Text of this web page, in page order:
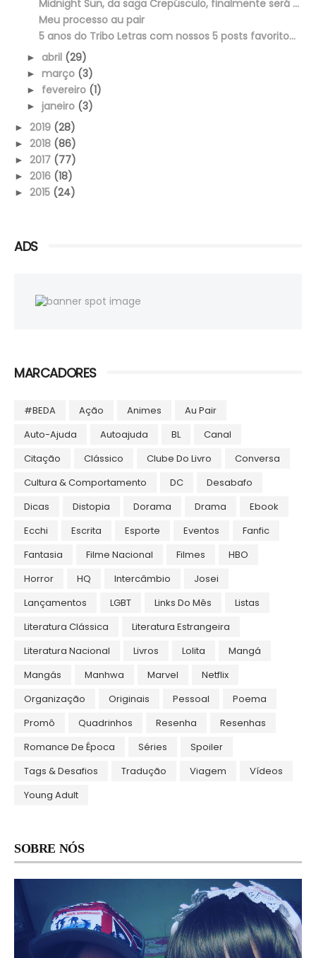
Midnight Sun, da saga Crepúsculo, finalmente será ...
Meu processo au pair
5 anos do Tribo Letras com nossos 5 posts favorito...
► abril (29)
► março (3)
► fevereiro (1)
► janeiro (3)
► 2019 (28)
► 2018 (86)
► 2017 (77)
► 2016 (18)
► 2015 (24)
ADS
MARCADORES
#BEDA Ação Animes
Au Pair
Auto-Ajuda
Autoajuda BL
Canal
Citação
Clássico Clube Do Livro
Conversa
Cultura & Comportamento
DC
Desabafo
Dicas
Distopia Dorama Drama
Ebook
Ecchi
Escrita Esporte Eventos
Fanfic
Fantasia
Filme Nacional Filmes
HBO
Horror
HQ Intercâmbio
Josei
Lançamentos
LGBT Links Do Mês
Listas
Literatura Clássica
Literatura Estrangeira
Literatura Nacional
Livros Lolita
Mangá
Mangás
Manhwa Marvel
Netflix
Organização
Originais Pessoal
Poema
Promô
Quadrinhos Resenha
Resenhas
Romance De Época
Séries
Spoiler
Tags & Desafios
Tradução Viagem
Vídeos
Young Adult
SOBRE NÓS